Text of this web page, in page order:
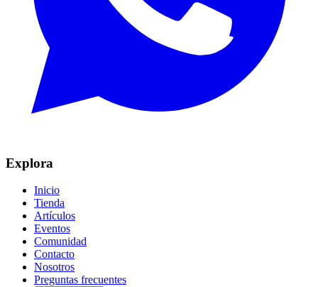
Explora
Inicio
Tienda
Artículos
Eventos
Comunidad
Contacto
Nosotros
Preguntas frecuentes